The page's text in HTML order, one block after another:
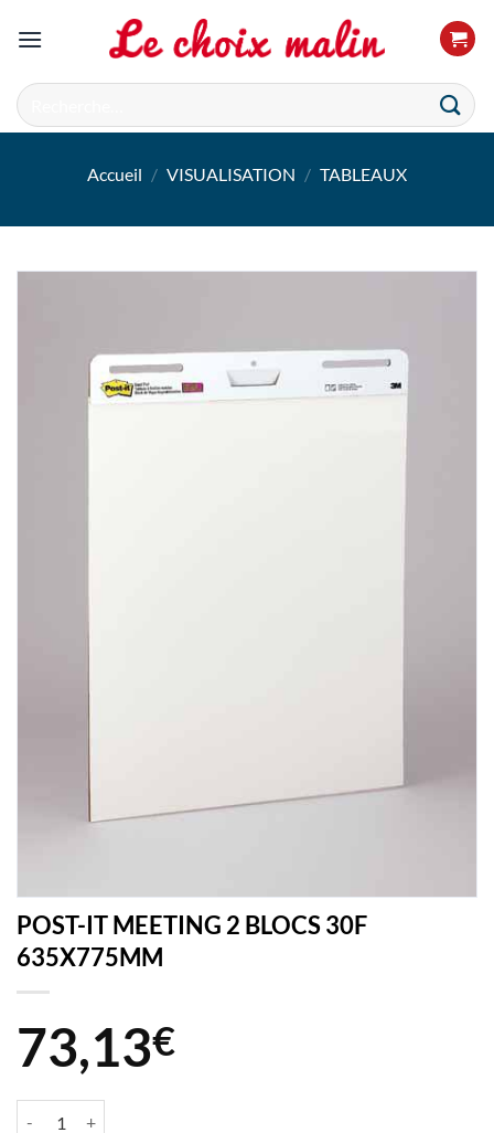
Recherche
pour :
Accueil / VISUALISATION / TABLEAUX
POST-IT MEETING 2 BLOCS 30F
635X775MM
73,13€